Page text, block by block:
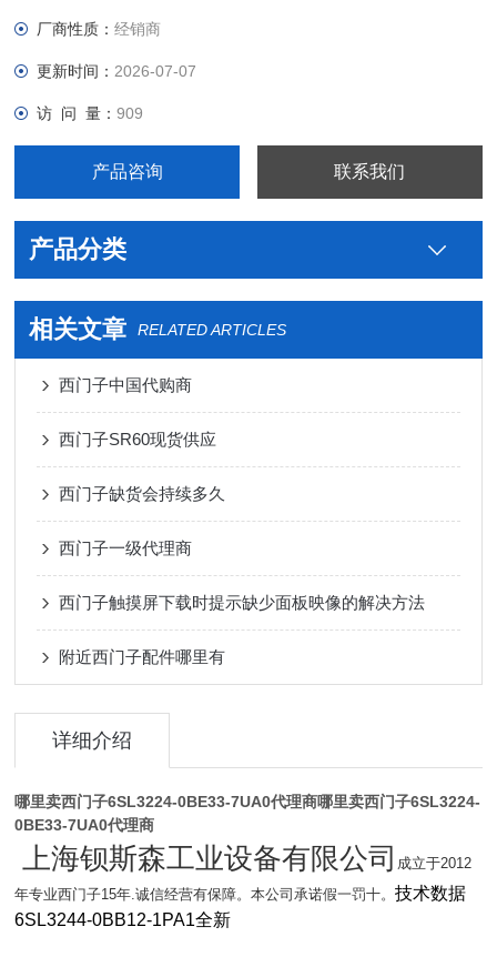
厂商性质：经销商
更新时间： 2026-07-07
访 问 量：909
产品咨询 联系我们
产品分类
相关文章 RELATED ARTICLES
西门子中国代购商
西门子SR60现货供应
西门子缺货会持续多久
西门子一级代理商
西门子触摸屏下载时提示缺少面板映像的解决方法
附近西门子配件哪里有
详细介绍
哪里卖西门子6SL3224-0BE33-7UA0代理商哪里卖西门子6SL3224-
0BE33-7UA0代理商
上海钡斯森工业设备有限公司 成立于2012
年专业西门子15年.诚信经营有保障。本公司承诺假一罚十。技术数据
6SL3244-0BB12-1PA1全新